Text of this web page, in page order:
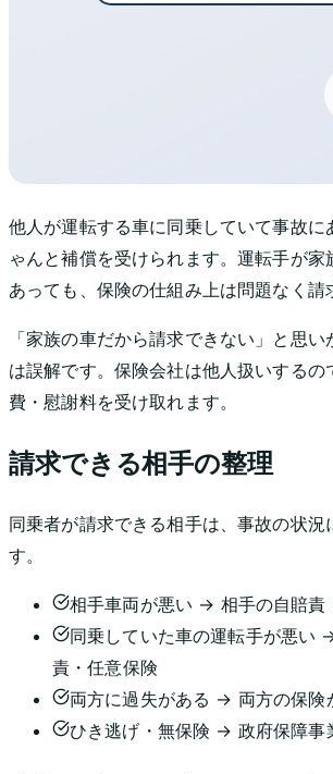
他人が運転する車に同乗していて事故に
ゃんと補償を受けられます。運転手が家
あっても、保険の仕組み上は問題なく請
「家族の車だから請求できない」と思
は誤解です。保険会社は他人扱いするの
費・慰謝料を受け取れます。
請求できる相手の整理
同乗者が請求できる相手は、事故の状況
す。
相手車両が悪い → 相手の自賠責
同乗していた車の運転手が悪い
責・任意保険
両方に過失がある → 両方の保険
ひき逃げ・無保険 → 政府保障事